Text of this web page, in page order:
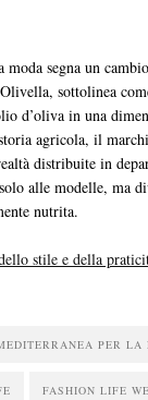
segna un
sottolinea
d’oliva in una
agricola, il
distribuite in
alle modelle, ma
nutrita.
stile e della
PER LA
FASHION LIFE